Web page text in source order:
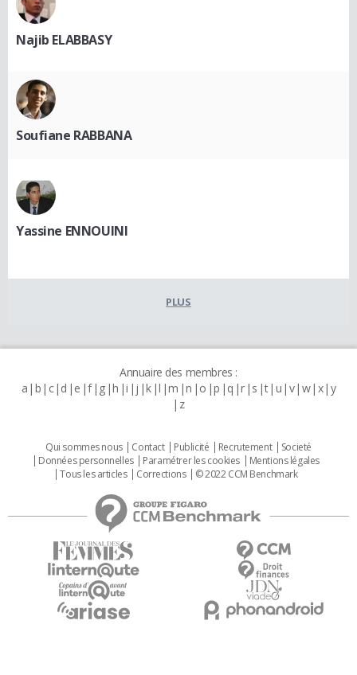
Najib ELABBASY
Soufiane RABBANA
Yassine ENNOUINI
PLUS
Annuaire des membres :
a b c d e f g h i j k l m n o p q r s t u v w x y
z
Qui sommes nous Contact Publicité Recrutement
Societé
Données personnelles
Paramétrer les cookies
Mentions légales
Tous les articles
Corrections © 2022 CCM Benchmark